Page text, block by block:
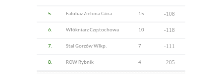
5. Falubaz Zielona Góra 15 -108
6. Włókniarz Częstochowa 10 -118
7. Stal Gorzów Wlkp. 7 -111
8. ROW Rybnik 4 -205